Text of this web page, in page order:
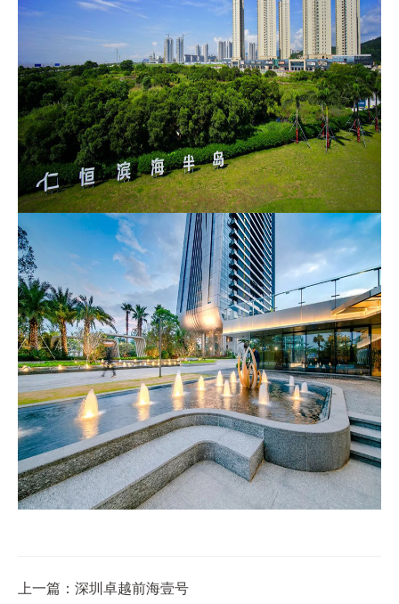
上一篇：深圳卓越前海壹号